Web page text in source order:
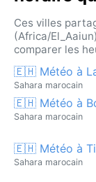
Ces villes
(Africa/
comparer les
🇪🇭 Météo à
Sahara marocain
🇪🇭 Météo à
Sahara marocain
🇪🇭 Météo à
Sahara marocain